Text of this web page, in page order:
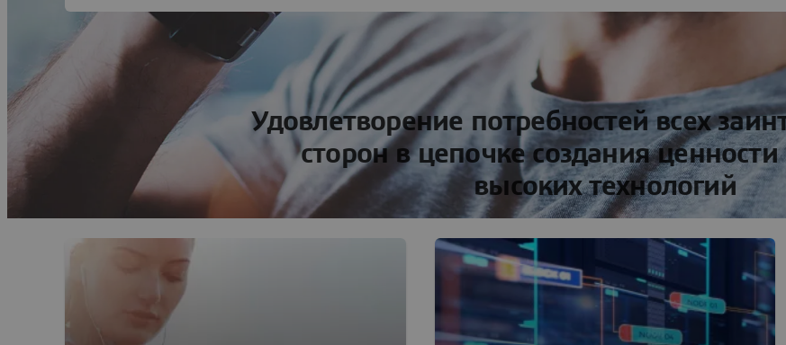
Удовлетворение потребностей всех
сторон в цепочке создания ценности
высоких технологий